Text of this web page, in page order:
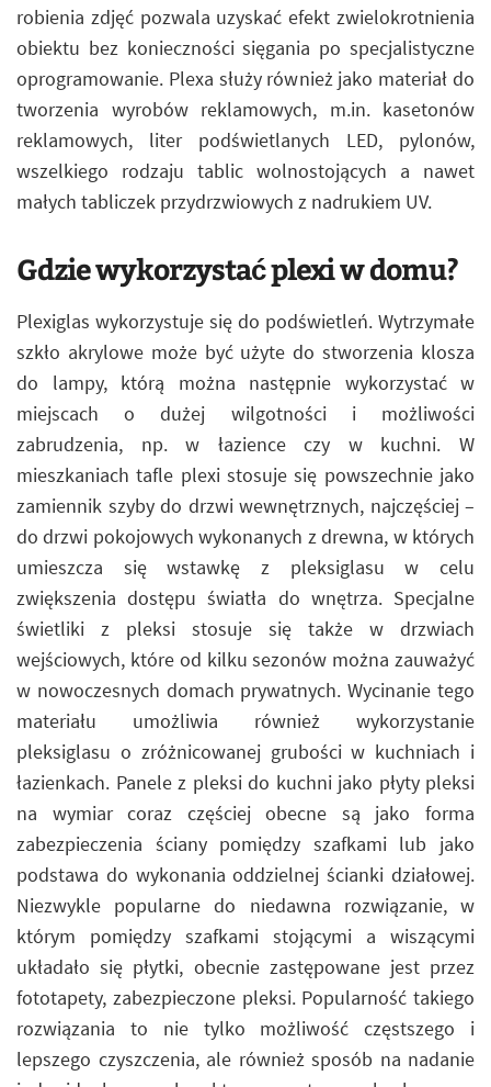
robienia zdjęć pozwala uzyskać efekt zwielokrotnienia
obiektu bez konieczności sięgania po specjalistyczne
oprogramowanie. Plexa służy również jako materiał do
tworzenia wyrobów reklamowych, m.in. kasetonów
reklamowych, liter podświetlanych LED, pylonów,
wszelkiego rodzaju tablic wolnostojących a nawet
małych tabliczek przydrzwiowych z nadrukiem UV.
Gdzie wykorzystać plexi w domu?
Plexiglas wykorzystuje się do podświetleń. Wytrzymałe
szkło akrylowe może być użyte do stworzenia klosza
do lampy, którą można następnie wykorzystać w
miejscach o dużej wilgotności i możliwości
zabrudzenia, np. w łazience czy w kuchni. W
mieszkaniach tafle plexi stosuje się powszechnie jako
zamiennik szyby do drzwi wewnętrznych, najczęściej –
do drzwi pokojowych wykonanych z drewna, w których
umieszcza się wstawkę z pleksiglasu w celu
zwiększenia dostępu światła do wnętrza. Specjalne
świetliki z pleksi stosuje się także w drzwiach
wejściowych, które od kilku sezonów można zauważyć
w nowoczesnych domach prywatnych. Wycinanie tego
materiału umożliwia również wykorzystanie
pleksiglasu o zróżnicowanej grubości w kuchniach i
łazienkach. Panele z pleksi do kuchni jako płyty pleksi
na wymiar coraz częściej obecne są jako forma
zabezpieczenia ściany pomiędzy szafkami lub jako
podstawa do wykonania oddzielnej ścianki działowej.
Niezwykle popularne do niedawna rozwiązanie, w
którym pomiędzy szafkami stojącymi a wiszącymi
układało się płytki, obecnie zastępowane jest przez
fototapety, zabezpieczone pleksi. Popularność takiego
rozwiązania to nie tylko możliwość częstszego i
lepszego czyszczenia, ale również sposób na nadanie